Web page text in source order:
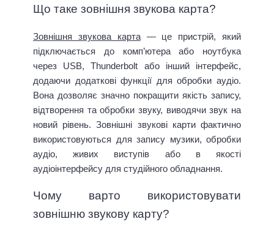
Що таке зовнішня звукова карта?
Зовнішня звукова карта— це пристрій, який
підключається до комп’ютера або ноутбука
через USB, Thunderbolt або інший інтерфейс,
додаючи додаткові функції для обробки аудіо.
Вона дозволяє значно покращити якість запису,
відтворення та обробки звуку, виводячи звук на
новий рівень. Зовнішні звукові карти фактично
використовуються для запису музики, обробки
аудіо, живих виступів або в якості
аудіоінтерфейсу для студійного обладнання.
Чому варто використовувати
зовнішню звукову карту?